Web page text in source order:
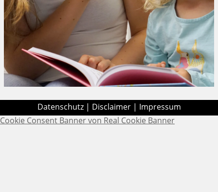
Datenschutz| Disclaimer| Impressum
Cookie Consent Banner von Real Cookie Banner